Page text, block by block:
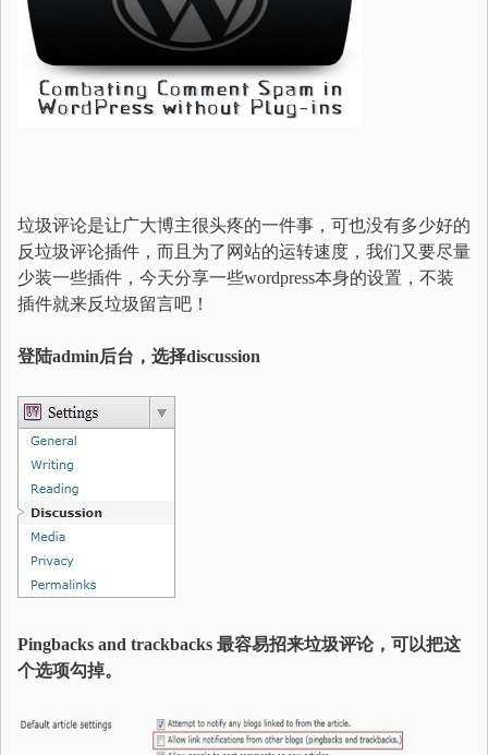
垃圾评论是让广大博主很头疼的一件事，可也没有多少好的
反垃圾评论插件，而且为了网站的运转速度，我们又要尽量
少装一些插件，今天分享一些wordpress本身的设置，不装
插件就来反垃圾留言吧！
登陆admin后台，选择discussion
Pingbacks and trackbacks 最容易招来垃圾评论，可以把这
个选项勾掉。